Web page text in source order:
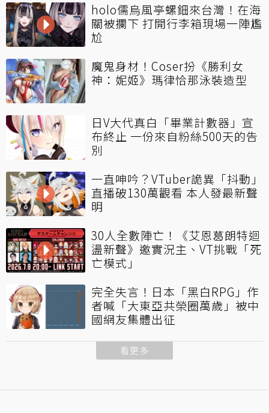
holo儒烏風亭螺鈿來台灣！在海
關被攔下 打開行李箱現場一陣尷
尬
魔鬼身材！Coser扮《勝利女
神：妮姬》瑪律恰那泳裝造型
日V大代真白「畢業計數器」宣
布終止 一份來自粉絲500天的告
別
一直呻吟？VTuber詭異「抖動」
直播破130萬觀看 本人發最新聲
明
30人全數陣亡！《艾恩葛朗特迴
盪新聲》邀實況主、VT挑戰「死
亡模式」
完全失言！日本「黑白RPG」作
者喊「大東亞共榮圈萬歲」被中
國網友集體出征
看更多